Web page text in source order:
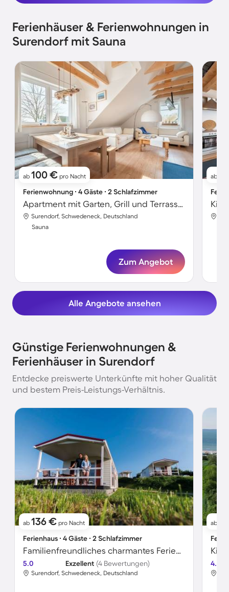
Ferienhäuser & Ferienwohnungen in
Surendorf mit Sauna
ab 100 € pro Nacht
Ferienwohnung ∙ 4 Gäste ∙ 2 Schlafzimmer
Apartment mit Garten, Grill und Terrasse | Seeblick
Surendorf, Schwedeneck, Deutschland
Sauna
Zum Angebot
ab
Alle Angebote ansehen
Günstige Ferienwohnungen &
Ferienhäuser in Surendorf
Entdecke preiswerte Unterkünfte mit hoher Qualität
und bestem Preis-Leistungs-Verhältnis.
ab 136 € pro Nacht
Ferienhaus ∙ 4 Gäste ∙ 2 Schlafzimmer
Familienfreundliches charmantes Ferienhaus | Strand in der Nähe
5.0 Exzellent (4 Bewertungen)
Surendorf, Schwedeneck, Deutschland
ab
4.8